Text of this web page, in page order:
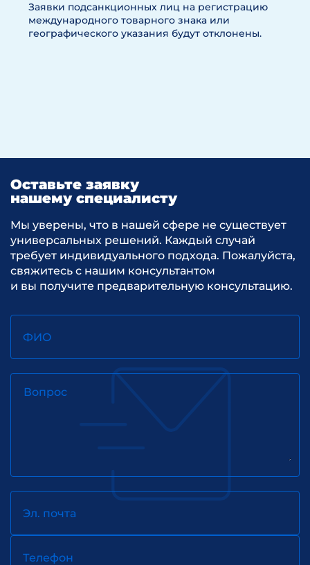
Заявки подсанкционных лиц на регистрацию
международного товарного знака или
географического указания будут отклонены.
Оставьте заявку
нашему специалисту
Мы уверены, что в нашей сфере не существует
универсальных решений. Каждый случай
требует индивидуального подхода. Пожалуйста,
свяжитесь с нашим консультантом
и вы получите предварительную консультацию.
ФИО
Вопрос
Эл. почта
Телефон